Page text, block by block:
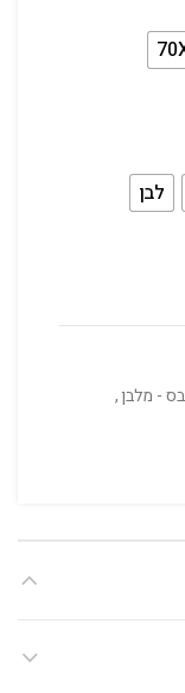
לבן
- מלבן,